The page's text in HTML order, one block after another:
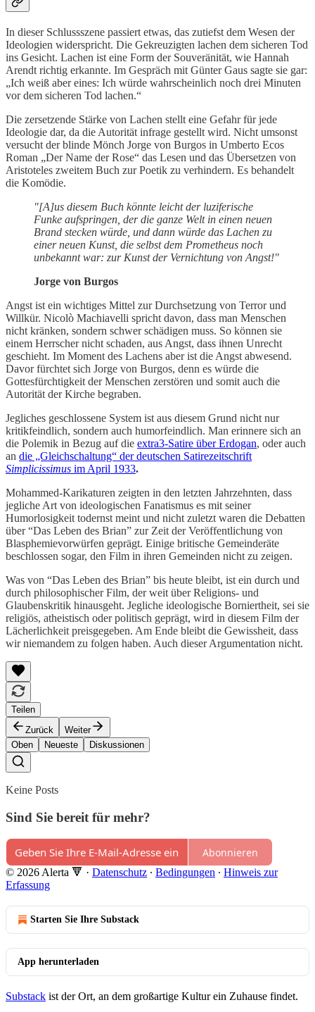
In dieser Schlussszene passiert etwas, das zutiefst dem Wesen der
Ideologien widerspricht. Die Gekreuzigten lachen dem sicheren Tod
ins Gesicht. Lachen ist eine Form der Souveränität, wie Hannah
Arendt richtig erkannte. Im Gespräch mit Günter Gaus sagte sie gar:
„Ich weiß aber eines: Ich würde wahrscheinlich noch drei Minuten
vor dem sicheren Tod lachen.“
Die zersetzende Stärke von Lachen stellt eine Gefahr für jede
Ideologie dar, da die Autorität infrage gestellt wird. Nicht umsonst
versucht der blinde Mönch Jorge von Burgos in Umberto Ecos
Roman „Der Name der Rose“ das Lesen und das Übersetzen von
Aristoteles zweitem Buch zur Poetik zu verhindern. Es behandelt
die Komödie.
"[A]us diesem Buch könnte leicht der luziferische
Funke aufspringen, der die ganze Welt in einen neuen
Brand stecken würde, und dann würde das Lachen zu
einer neuen Kunst, die selbst dem Prometheus noch
unbekannt war: zur Kunst der Vernichtung von Angst!"
Jorge von Burgos
Angst ist ein wichtiges Mittel zur Durchsetzung von Terror und
Willkür. Nicolò Machiavelli spricht davon, dass man Menschen
nicht kränken, sondern schwer schädigen muss. So können sie
einem Herrscher nicht schaden, aus Angst, dass ihnen Unrecht
geschieht. Im Moment des Lachens aber ist die Angst abwesend.
Davor fürchtet sich Jorge von Burgos, denn es würde die
Gottesfürchtigkeit der Menschen zerstören und somit auch die
Autorität der Kirche begraben.
Jegliches geschlossene System ist aus diesem Grund nicht nur
kritikfeindlich, sondern auch humorfeindlich. Man erinnere sich an
die Polemik in Bezug auf die extra3-Satire über Erdogan, oder auch
an die „Gleichschaltung“ der deutschen Satirezeitschrift
Simplicissimus im April 1933.
Mohammed-Karikaturen zeigten in den letzten Jahrzehnten, dass
jegliche Art von ideologischen Fanatismus es mit seiner
Humorlosigkeit todernst meint und nicht zuletzt waren die Debatten
über “Das Leben des Brian” zur Zeit der Veröffentlichung von
Blasphemievorwürfen geprägt. Einige britische Gemeinderäte
beschlossen sogar, den Film in ihren Gemeinden nicht zu zeigen.
Was von “Das Leben des Brian” bis heute bleibt, ist ein durch und
durch philosophischer Film, der weit über Religions- und
Glaubenskritik hinausgeht. Jegliche ideologische Borniertheit, sei sie
religiös, atheistisch oder politisch geprägt, wird in diesem Film der
Lächerlichkeit preisgegeben. Am Ende bleibt die Gewissheit, dass
wir niemandem zu folgen haben. Auch dieser Argumentation nicht.
Teilen
Zurück
Weiter
Oben
Neueste Diskussionen
Keine Posts
Sind Sie bereit für mehr?
Abonnieren
© 2026 Alerta 🔻 · Datenschutz ∙ Bedingungen ∙ Hinweis zur
Erfassung
Starten Sie Ihre Substack
App herunterladen
Substack ist der Ort, an dem großartige Kultur ein Zuhause findet.